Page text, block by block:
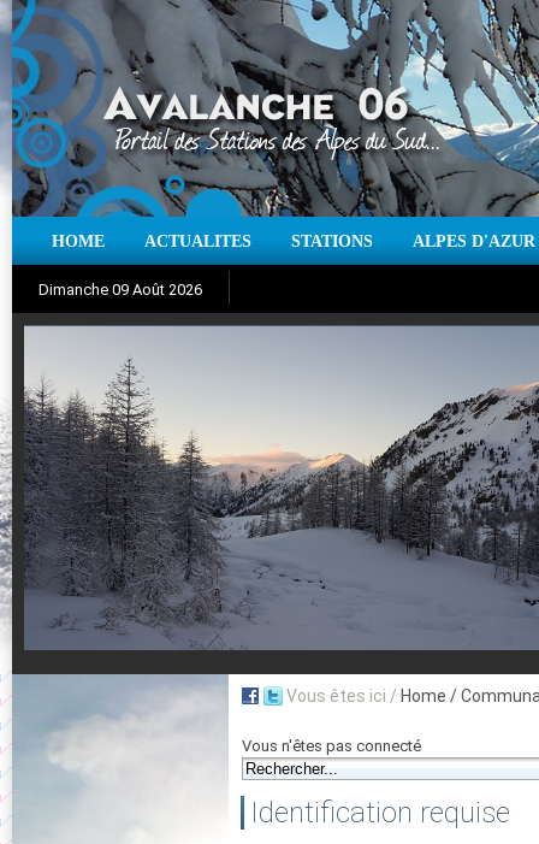
HOME ACTUALITES STATIONS ALPES D'AZUR
Dimanche 09 Août 2026
Aujourd'hui : T° Min :°CT° Max :°C |
Suivez en direct l'actualité des stations
Vous êtes ici / Home /
Vous n'êtes pas connecté
Identification requise